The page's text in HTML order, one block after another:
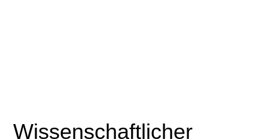
Wissenschaftlicher